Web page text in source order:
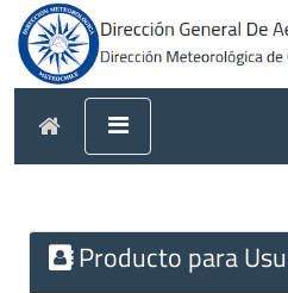
Producto para